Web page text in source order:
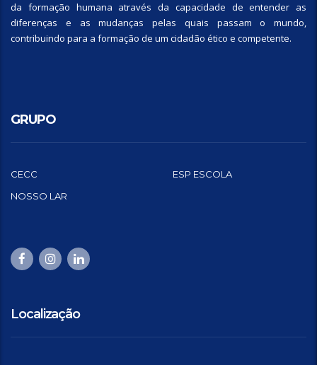
da formação humana através da capacidade de entender as
diferenças e as mudanças pelas quais passam o mundo,
contribuindo para a formação de um cidadão ético e competente.
GRUPO
CECC
ESP ESCOLA
NOSSO LAR
Localização